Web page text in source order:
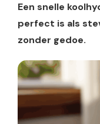
Een snelle
perfect is als
zonder gedoe.